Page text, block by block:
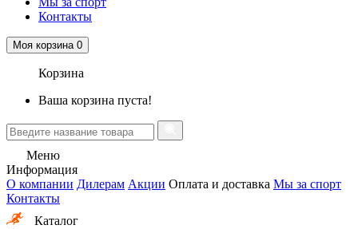
Контакты
Моя корзина 0
Корзина
Ваша корзина пуста!
Меню
Информация
О компании Дилерам Акции Оплата и доставка Мы за спорт
Контакты
Каталог